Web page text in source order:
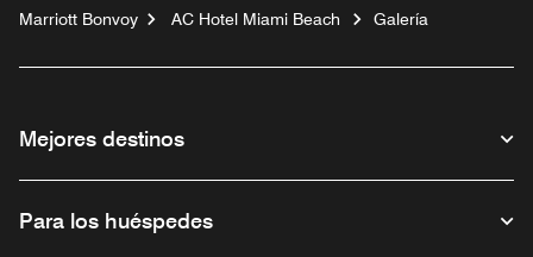
Marriott Bonvoy AC Hotel Miami Beach Galería
Mejores destinos
Para los huéspedes